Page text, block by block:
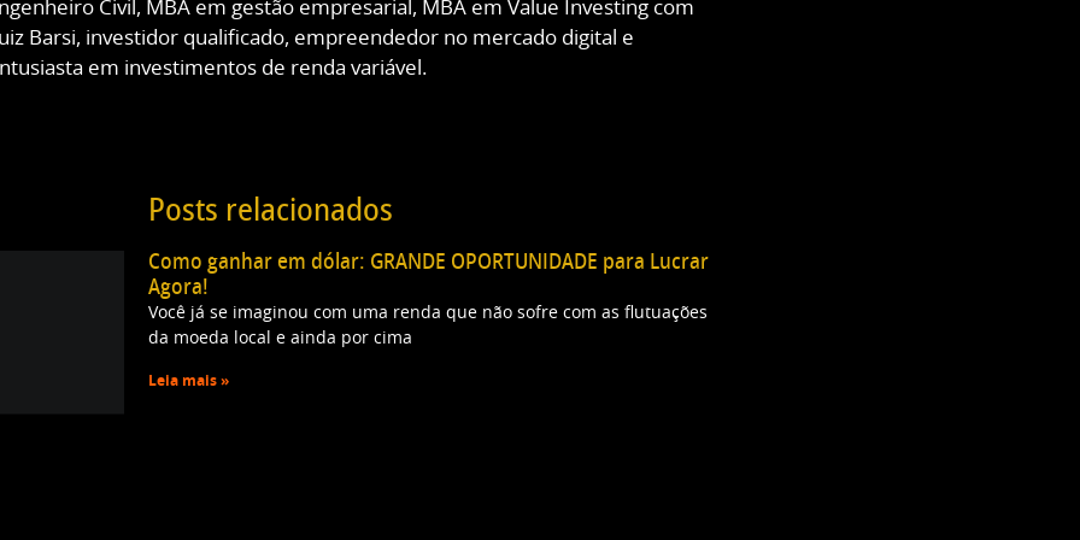
Civil, MBA em gestão empresarial, MBA em Value Investing com
Barsi, investidor qualificado, empreendedor no mercado digital e
em investimentos de renda variável.
Posts relacionados
Como ganhar em dólar: GRANDE OPORTUNIDADE para Lucrar
Agora!
Você já se imaginou com uma renda que não sofre com as flutuações
da moeda local e ainda por cima
Leia mais »